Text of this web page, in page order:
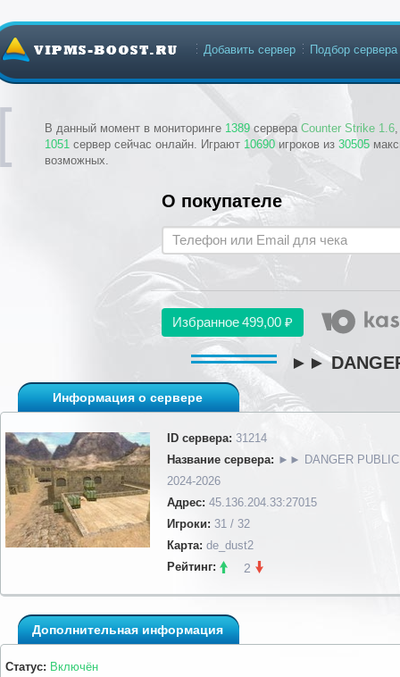
В данный момент в мониторинге 1389 сервера Counter Strike 1.6
1051 сервер сейчас онлайн. Играют 10690 игроков из 30505
возможных.
Добавить сервер Подбор сервера
О покупателе
Избранное499,00 ₽
►►
Информация о сервере
ID сервера: 31214
Название сервера: ►► DANGER
2024-2026
Адрес: 45.136.204.33:27015
Игроки: 31 / 32
Карта: de_dust2
Рейтинг:
2
Дополнительная информация
Статус: Включён